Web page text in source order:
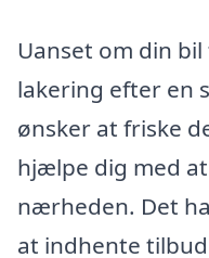
Uanset om din
lakering efter en
ønsker at friske
hjælpe dig med
nærheden. Det
at indhente